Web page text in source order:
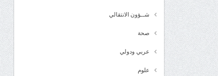
شــؤون الانتقالي
صحة
عربي ودولي
علوم